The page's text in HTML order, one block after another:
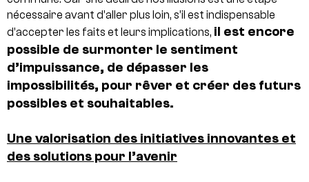
nécessaire avant d’aller plus loin, s’il est indispensable
d’accepter les faits et leurs implications, il est encore
possible de surmonter le sentiment
d’impuissance, de dépasser les
impossibilités, pour rêver et créer des futurs
possibles et souhaitables.
Une valorisation des initiatives innovantes et
des solutions pour l’avenir